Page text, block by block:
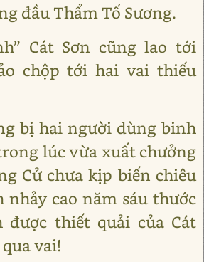
đầu Thẩm Tố Sương.
Cát Sơn cũng lao tới
chộp tới hai vai thiếu
bị hai người dùng binh
lúc vừa xuất chưởng
Cử chưa kịp biến chiêu
cao năm sáu thước
thiết quải của Cát
vai!